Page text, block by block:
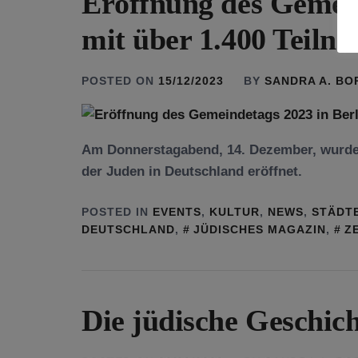
mit über 1.400
POSTED ON 15/12/2023 BY SANDRA A.
Am Donnerstagabend, 14. Dezember,
der Juden in Deutschland eröffnet.
POSTED IN EVENTS, KULTUR, NEWS,
DEUTSCHLAND, JÜDISCHES MAGAZIN,
Die jüdische